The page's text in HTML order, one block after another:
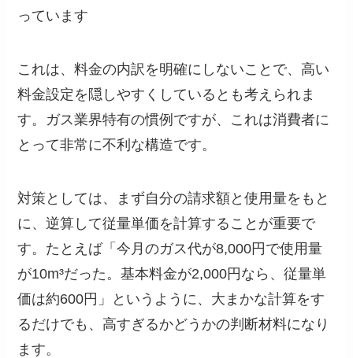
っています
これは、料金の内訳を明確にしないことで、高い
料金設定を隠しやすくしているとも考えられま
す。ガス業界特有の慣例ですが、これは消費者に
とって非常に不利な構造です。
対策としては、まず自分の請求額と使用量をもと
に、逆算して従量単価を計算することが重要で
す。たとえば「今月のガス代が8,000円で使用量
が10m³だった。基本料金が2,000円なら、従量単
価は約600円」というように、大まかな計算をす
るだけでも、高すぎるかどうかの判断材料になり
ます。